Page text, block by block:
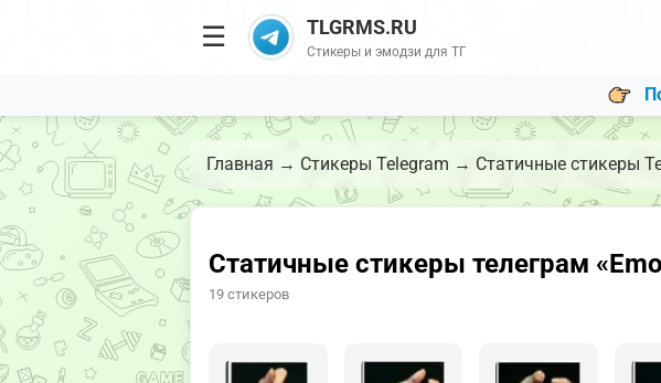
☰ TLGRMS.RU
Стикеры и эмодзи для ТГ
Главная → Стикеры Telegram → Статичные стикеры
Статичные стикеры телеграм
19 стикеров